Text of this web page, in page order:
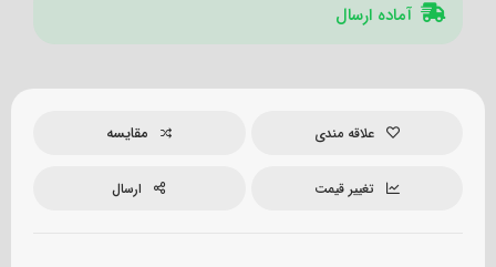
آماده ارسال
علاقه مندی مقایسه
تغییر قیمت ارسال